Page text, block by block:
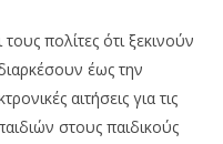
πολίτες ότι ξεκινούν
έως την
αιτήσεις για τις
στους παιδικούς